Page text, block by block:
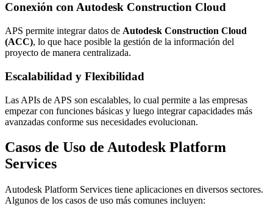
Conexión con Autodesk Construction Cloud
APS permite integrar datos de Autodesk Construction Cloud
(ACC), lo que hace posible la gestión de la información del
proyecto de manera centralizada.
Escalabilidad y Flexibilidad
Las APIs de APS son escalables, lo cual permite a las empresas
empezar con funciones básicas y luego integrar capacidades más
avanzadas conforme sus necesidades evolucionan.
Casos de Uso de Autodesk Platform
Services
Autodesk Platform Services tiene aplicaciones en diversos sectores.
Algunos de los casos de uso más comunes incluyen: